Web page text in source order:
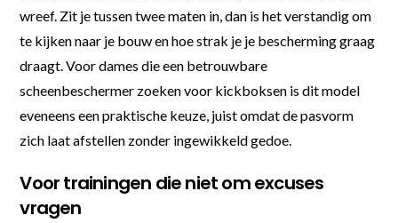
wreef. Zit je tussen twee maten in, dan is het verstandig om
te kijken naar je bouw en hoe strak je je bescherming graag
draagt. Voor dames die een betrouwbare
scheenbeschermer zoeken voor kickboksen is dit model
eveneens een praktische keuze, juist omdat de pasvorm
zich laat afstellen zonder ingewikkeld gedoe.
Voor trainingen die niet om excuses
vragen